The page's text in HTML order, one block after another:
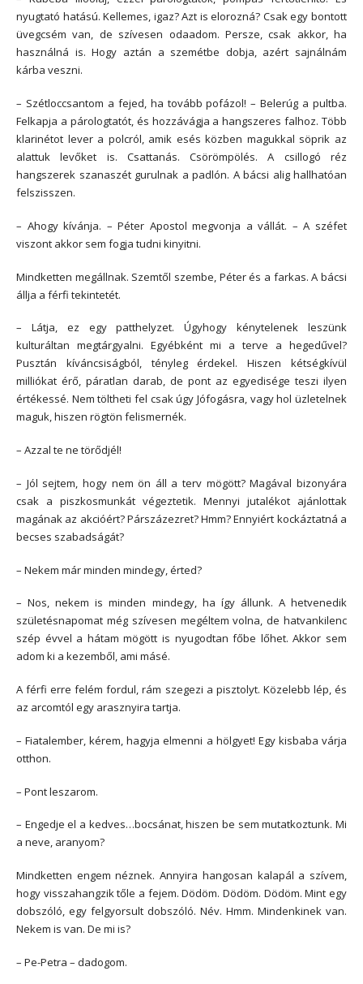
nyugtató hatású. Kellemes, igaz? Azt is elorozná? Csak egy bontott
üvegcsém van, de szívesen odaadom. Persze, csak akkor, ha
használná is. Hogy aztán a szemétbe dobja, azért sajnálnám
kárba veszni.
– Szétloccsantom a fejed, ha tovább pofázol! – Belerúg a pultba.
Felkapja a párologtatót, és hozzávágja a hangszeres falhoz. Több
klarinétot lever a polcról, amik esés közben magukkal söprik az
alattuk levőket is. Csattanás. Csörömpölés. A csillogó réz
hangszerek szanaszét gurulnak a padlón. A bácsi alig hallhatóan
felszisszen.
– Ahogy kívánja. – Péter Apostol megvonja a vállát. – A széfet
viszont akkor sem fogja tudni kinyitni.
Mindketten megállnak. Szemtől szembe, Péter és a farkas. A bácsi
állja a férfi tekintetét.
– Látja, ez egy patthelyzet. Úgyhogy kénytelenek leszünk
kulturáltan megtárgyalni. Egyébként mi a terve a hegedűvel?
Pusztán kíváncsiságból, tényleg érdekel. Hiszen kétségkívül
milliókat érő, páratlan darab, de pont az egyedisége teszi ilyen
értékessé. Nem töltheti fel csak úgy Jófogásra, vagy hol üzletelnek
maguk, hiszen rögtön felismernék.
– Azzal te ne törődjél!
– Jól sejtem, hogy nem ön áll a terv mögött? Magával bizonyára
csak a piszkosmunkát végeztetik. Mennyi jutalékot ajánlottak
magának az akcióért? Párszázezret? Hmm? Ennyiért kockáztatná a
becses szabadságát?
– Nekem már minden mindegy, érted?
– Nos, nekem is minden mindegy, ha így állunk. A hetvenedik
születésnapomat még szívesen megéltem volna, de hatvankilenc
szép évvel a hátam mögött is nyugodtan főbe lőhet. Akkor sem
adom ki a kezemből, ami másé.
A férfi erre felém fordul, rám szegezi a pisztolyt. Közelebb lép, és
az arcomtól egy arasznyira tartja.
– Fiatalember, kérem, hagyja elmenni a hölgyet! Egy kisbaba várja
otthon.
– Pont leszarom.
– Engedje el a kedves…bocsánat, hiszen be sem mutatkoztunk. Mi
a neve, aranyom?
Mindketten engem néznek. Annyira hangosan kalapál a szívem,
hogy visszahangzik tőle a fejem. Dödöm. Dödöm. Dödöm. Mint egy
dobszóló, egy felgyorsult dobszóló. Név. Hmm. Mindenkinek van.
Nekem is van. De mi is?
– Pe-Petra – dadogom.